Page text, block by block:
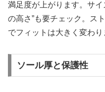
満足度が上がります。サイ
の高さ”も要チェック。ス
でフィットは大きく変わり
ソール厚と保護性